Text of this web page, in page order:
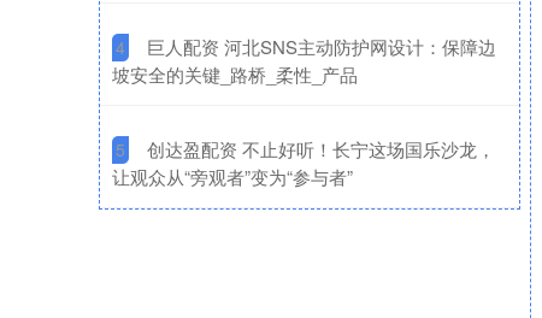
4
​巨人配资 河北SNS主动防护网设计：保障边
坡安全的关键_路桥_柔性_产品
5
​创达盈配资 不止好听！长宁这场国乐沙龙，
让观众从“旁观者”变为“参与者”